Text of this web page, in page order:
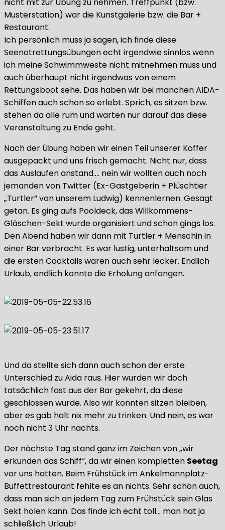
Musterstation) war die Kunstgalerie bzw. die Bar +
Restaurant.
Ich persönlich muss ja sagen, ich finde diese
Seenotrettungsübungen echt irgendwie sinnlos wenn
ich meine Schwimmweste nicht mitnehmen muss und
auch überhaupt nicht irgendwas von einem
Rettungsboot sehe. Das haben wir bei manchen AIDA-
Schiffen auch schon so erlebt. Sprich, es sitzen bzw.
stehen da alle rum und warten nur darauf das diese
Veranstaltung zu Ende geht.
Nach der Übung haben wir einen Teil unserer Koffer
ausgepackt und uns frisch gemacht. Nicht nur, dass
das Auslaufen anstand…. nein wir wollten auch noch
jemanden von Twitter (Ex-Gastgeberin + Plüschtier
„Turtler“ von unserem Ludwig) kennenlernen. Gesagt
getan. Es ging aufs Pooldeck, das Willkommens-
Gläschen-Sekt wurde organisiert und schon gings los.
Den Abend haben wir dann mit Turtler + Menschin in
einer Bar verbracht. Es war lustig, unterhaltsam und
die ersten Cocktails waren auch sehr lecker. Endlich
Urlaub, endlich konnte die Erholung anfangen.
Und da stellte sich dann auch schon der erste
Unterschied zu Aida raus. Hier wurden wir doch
tatsächlich fast aus der Bar gekehrt, da diese
geschlossen wurde. Also wir konnten sitzen bleiben,
aber es gab halt nix mehr zu trinken. Und nein, es war
noch nicht 3 Uhr nachts.
Der nächste Tag stand ganz im Zeichen von „wir
erkunden das Schiff“, da wir einen kompletten Seetag
vor uns hatten. Beim Frühstück im Ankelmannplatz-
Buffettrestaurant fehlte es an nichts. Sehr schön auch,
dass man sich an jedem Tag zum Frühstück sein Glas
Sekt holen kann. Das finde ich echt toll… man hat ja
schließlich Urlaub!